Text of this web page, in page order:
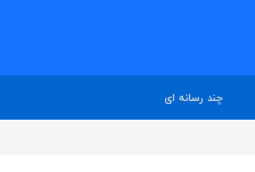
چند رسانه ای